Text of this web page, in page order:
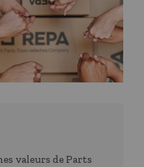
valeurs de Parts